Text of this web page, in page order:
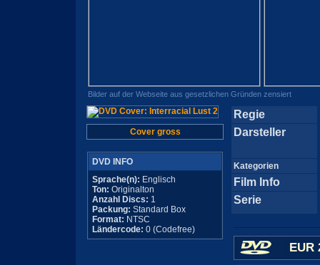
Bilder auf der Webseite aus gesetzlichen Gründen zensiert
Cover gross
DVD INFO
Sprache(n): Englisch
Ton: Originalton
Anzahl Discs: 1
Packung: Standard Box
Format: NTSC
Ländercode: 0 (Codefree)
Regie
Darsteller
Kategorien
Film Info
Serie
EUR